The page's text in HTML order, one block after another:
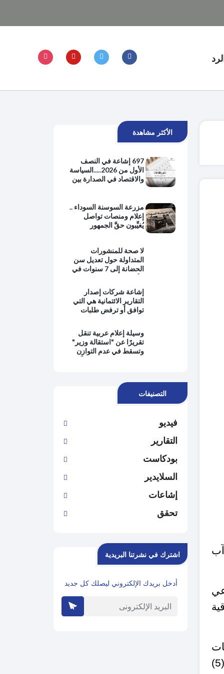
تداول الفضاء الإلكتروني المحلي 45 شائعة خلال الشهر الأخير وتحديدا خلال الفترة (6 آب
غير الصحيحة، المرتبطة بشأن عام أردني، أو بمصالح أردنية، والتي وصلت الى أكثر من (5)
الأكثر مشاهدة
697 إشاعة في النصف
الأول من 2026.....السياسة
والاقتصاد في الصدارة بين
مزرعة السوسنة السوداء ..
إعلام ومنصات تواصل
يُغيِّبون حقَّ الجمهور
وتطبيق القانون
لا صحة للمنشورات
المتداولة حول تعديل سن
الحضانة إلى 7 سنوات في
إشاعة شركات إصدار
التقارير الائتمانية هي التي
توافق أو ترفض طلبات
وسيلة إعلام عربية تنقل
تقريرًا عن "استقالة وزير"
وتسقط في عدم التوازن
التصنيفات
فيديو
التقارير
بودكاست
السلايدير
إشاعات
تحقق
اشترك في نشرتنا البريدية
أدخل بريدك الإلكتروني ليصلك كل جديد